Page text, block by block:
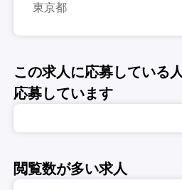
東京都
この求人に応募している
応募しています
閲覧数が多い求人